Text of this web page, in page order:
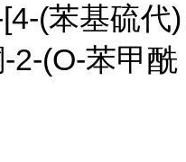
(苯基硫代)
2-(O-苯甲酰